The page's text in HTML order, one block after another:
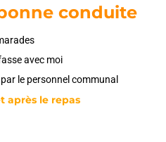
conduite
avec moi
le personnel communal
après le repas